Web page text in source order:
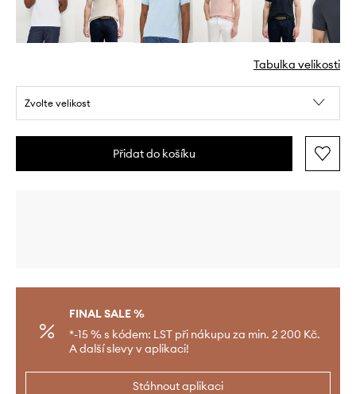
Tabulka velikosti
Zvolte velikost
Přidat do košíku
FINAL SALE %
*-15 % s kódem: LST při nákupu za min. 2 200 Kč.
A další slevy v aplikaci!
Stáhnout aplikaci